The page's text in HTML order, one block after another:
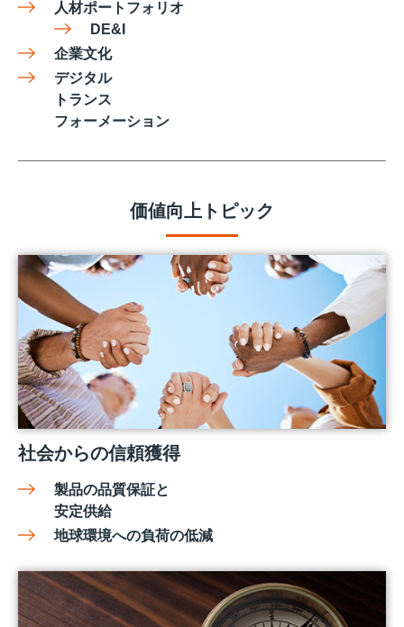
人材ポートフォリオ
DE&I
企業文化
デジタル
トランス
フォーメーション
価値向上トピック
社会からの信頼獲得
製品の品質保証と
安定供給
地球環境への負荷の低減